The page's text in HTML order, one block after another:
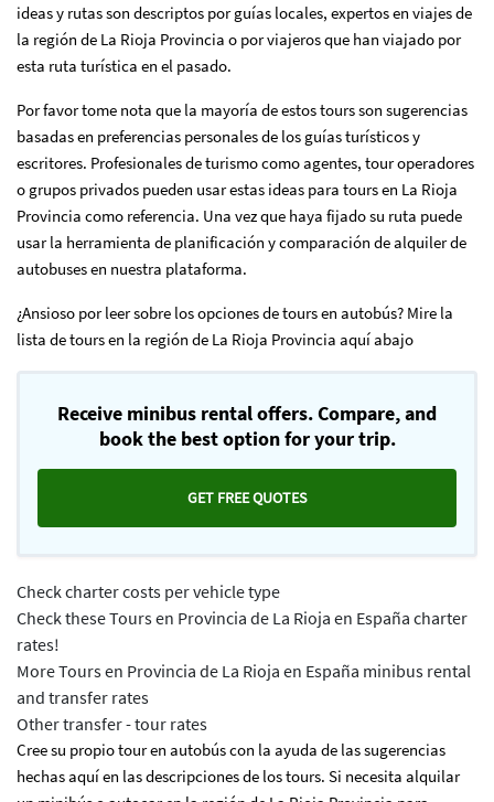
ideas y rutas son descriptos por guías locales, expertos en viajes de
la región de La Rioja Provincia o por viajeros que han viajado por
esta ruta turística en el pasado.
Por favor tome nota que la mayoría de estos tours son sugerencias
basadas en preferencias personales de los guías turísticos y
escritores. Profesionales de turismo como agentes, tour operadores
o grupos privados pueden usar estas ideas para tours en La Rioja
Provincia como referencia. Una vez que haya fijado su ruta puede
usar la herramienta de planificación y comparación de alquiler de
autobuses en nuestra plataforma.
¿Ansioso por leer sobre los opciones de tours en autobús? Mire la
lista de tours en la región de La Rioja Provincia aquí abajo
Receive minibus rental offers. Compare, and
book the best option for your trip.
GET FREE QUOTES
Check charter costs per vehicle type
Check these Tours en Provincia de La Rioja en España charter
rates!
More Tours en Provincia de La Rioja en España minibus rental
and transfer rates
Other transfer - tour rates
Cree su propio tour en autobús con la ayuda de las sugerencias
hechas aquí en las descripciones de los tours. Si necesita alquilar